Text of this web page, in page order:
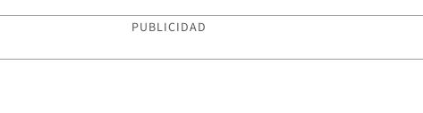
PUBLICIDAD